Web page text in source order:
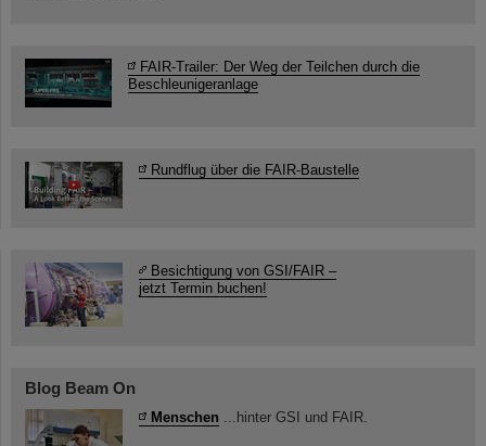
FAIR-Trailer: Der Weg der Teilchen durch die
Beschleunigeranlage
Rundflug über die FAIR-Baustelle
Besichtigung von GSI/FAIR –
jetzt Termin buchen!
Blog Beam On
Menschen ...hinter GSI und FAIR.